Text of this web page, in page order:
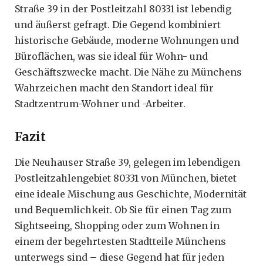
Straße 39 in der Postleitzahl 80331 ist lebendig
und äußerst gefragt. Die Gegend kombiniert
historische Gebäude, moderne Wohnungen und
Büroflächen, was sie ideal für Wohn- und
Geschäftszwecke macht. Die Nähe zu Münchens
Wahrzeichen macht den Standort ideal für
Stadtzentrum-Wohner und -Arbeiter.
Fazit
Die Neuhauser Straße 39, gelegen im lebendigen
Postleitzahlengebiet 80331 von München, bietet
eine ideale Mischung aus Geschichte, Modernität
und Bequemlichkeit. Ob Sie für einen Tag zum
Sightseeing, Shopping oder zum Wohnen in
einem der begehrtesten Stadtteile Münchens
unterwegs sind – diese Gegend hat für jeden